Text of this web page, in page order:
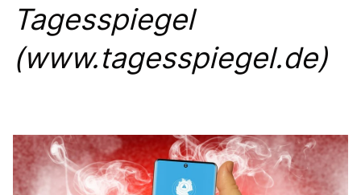
PRESSEFOTOS
MEIN BÜRGERBÜRO
Anträge CDU
Kleine Anfragen
Tagesspiegel
(www.tagesspiegel.de)